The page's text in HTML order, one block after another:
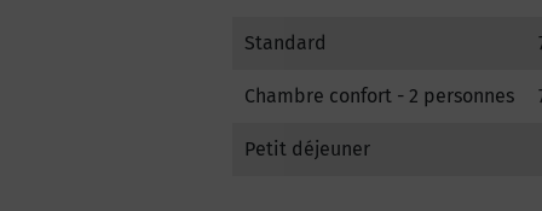
Standard
Chambre confort - 2 personnes
Petit déjeuner